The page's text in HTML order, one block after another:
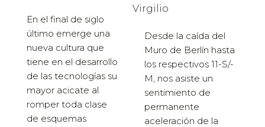
En el final de siglo
último emerge una
nueva cultura que
tiene en el desarrollo
de las tecnologías su
mayor acicate al
romper toda clase
de esquemas
Virgilio
Desde la caída del
Muro de Berlín hasta
los respectivos 11-S/-
M, nos asiste un
sentimiento de
permanente
aceleración de la